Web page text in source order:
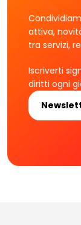
attiva,
tra servizi,
Iscriverti
diritti ogni